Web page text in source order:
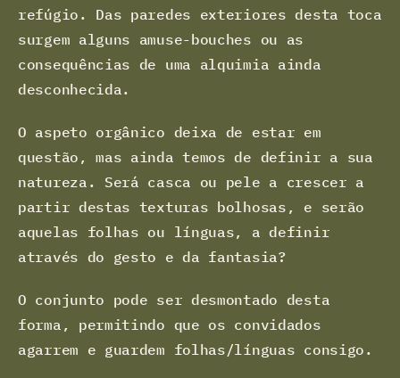
refúgio. Das paredes exteriores desta toca
surgem alguns amuse-bouches ou as
consequências de uma alquimia ainda
desconhecida.
O aspeto orgânico deixa de estar em
questão, mas ainda temos de definir a sua
natureza. Será casca ou pele a crescer a
partir destas texturas bolhosas, e serão
aquelas folhas ou línguas, a definir
através do gesto e da fantasia?
O conjunto pode ser desmontado desta
forma, permitindo que os convidados
agarrem e guardem folhas/línguas consigo.